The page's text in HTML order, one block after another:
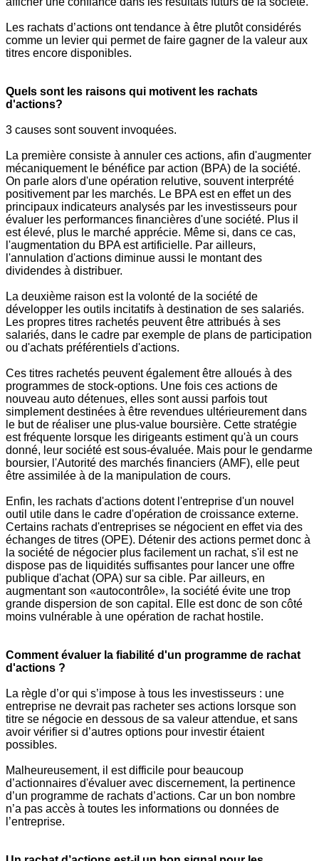
Les rachats d’actions ont tendance à être plutôt considérés
comme un levier qui permet de faire gagner de la valeur aux
titres encore disponibles.
Quels sont les raisons qui motivent les rachats
d'actions?
3 causes sont souvent invoquées.
La première consiste à annuler ces actions, afin d'augmenter
mécaniquement le bénéfice par action (BPA) de la société.
On parle alors d'une opération relutive, souvent interprété
positivement par les marchés. Le BPA est en effet un des
principaux indicateurs analysés par les investisseurs pour
évaluer les performances financières d'une société. Plus il
est élevé, plus le marché apprécie. Même si, dans ce cas,
l'augmentation du BPA est artificielle. Par ailleurs,
l'annulation d'actions diminue aussi le montant des
dividendes à distribuer.
La deuxième raison est la volonté de la société de
développer les outils incitatifs à destination de ses salariés.
Les propres titres rachetés peuvent être attribués à ses
salariés, dans le cadre par exemple de plans de participation
ou d'achats préférentiels d'actions.
Ces titres rachetés peuvent également être alloués à des
programmes de stock-options. Une fois ces actions de
nouveau auto détenues, elles sont aussi parfois tout
simplement destinées à être revendues ultérieurement dans
le but de réaliser une plus-value boursière. Cette stratégie
est fréquente lorsque les dirigeants estiment qu'à un cours
donné, leur société est sous-évaluée. Mais pour le gendarme
boursier, l'Autorité des marchés financiers (AMF), elle peut
être assimilée à de la manipulation de cours.
Enfin, les rachats d'actions dotent l'entreprise d'un nouvel
outil utile dans le cadre d'opération de croissance externe.
Certains rachats d'entreprises se négocient en effet via des
échanges de titres (OPE). Détenir des actions permet donc à
la société de négocier plus facilement un rachat, s'il est ne
dispose pas de liquidités suffisantes pour lancer une offre
publique d'achat (OPA) sur sa cible. Par ailleurs, en
augmentant son «autocontrôle», la société évite une trop
grande dispersion de son capital. Elle est donc de son côté
moins vulnérable à une opération de rachat hostile.
Comment évaluer la fiabilité d'un programme de rachat
d'actions ?
La règle d’or qui s’impose à tous les investisseurs : une
entreprise ne devrait pas racheter ses actions lorsque son
titre se négocie en dessous de sa valeur attendue, et sans
avoir vérifier si d’autres options pour investir étaient
possibles.
Malheureusement, il est difficile pour beaucoup
d’actionnaires d'évaluer avec discernement, la pertinence
d’un programme de rachats d’actions. Car un bon nombre
n’a pas accès à toutes les informations ou données de
l’entreprise.